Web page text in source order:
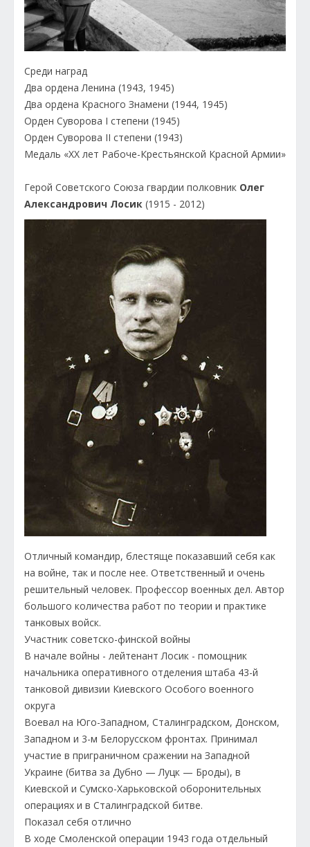
Среди наград
Два ордена Ленина (1943, 1945)
Два ордена Красного Знамени (1944, 1945)
Орден Суворова I степени (1945)
Орден Суворова II степени (1943)
Медаль «XX лет Рабоче-Крестьянской Красной Армии»
Герой Советского Союза гвардии полковник Олег
Александрович Лосик (1915 - 2012)
Отличный командир, блестяще показавший себя как
на войне, так и после нее. Ответственный и очень
решительный человек. Профессор военных дел. Автор
большого количества работ по теории и практике
танковых войск.
Участник советско-финской войны
В начале войны - лейтенант Лосик - помощник
начальника оперативного отделения штаба 43-й
танковой дивизии Киевского Особого военного
округа
Воевал на Юго-Западном, Сталинградском, Донском,
Западном и 3-м Белорусском фронтах. Принимал
участие в приграничном сражении на Западной
Украине (битва за Дубно — Луцк — Броды), в
Киевской и Сумско-Харьковской оборонительных
операциях и в Сталинградской битве.
Показал себя отлично
В ходе Смоленской операции 1943 года отдельный